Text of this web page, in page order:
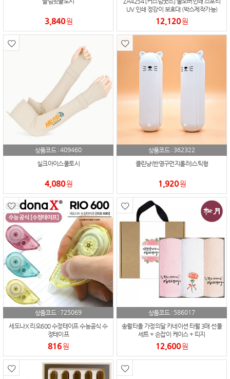
3,840원
UV 인쇄 정강이 보호대 (박스제작가능)
12,120원
상품코드 :409460
실크아이스쿨토시
4,080원
상품코드 : 362322
클린냥(반영구먼지롤러)스틱형
1,920원
상품코드 : 725069
세도나X 리오600 수정테이프 수능공식 수
정테이프
816원
상품코드 : 586017
송월타올 가정의달 카네이션 타월 3매 선물
세트 + 손잡이 케이스 + 띠지
12,600원